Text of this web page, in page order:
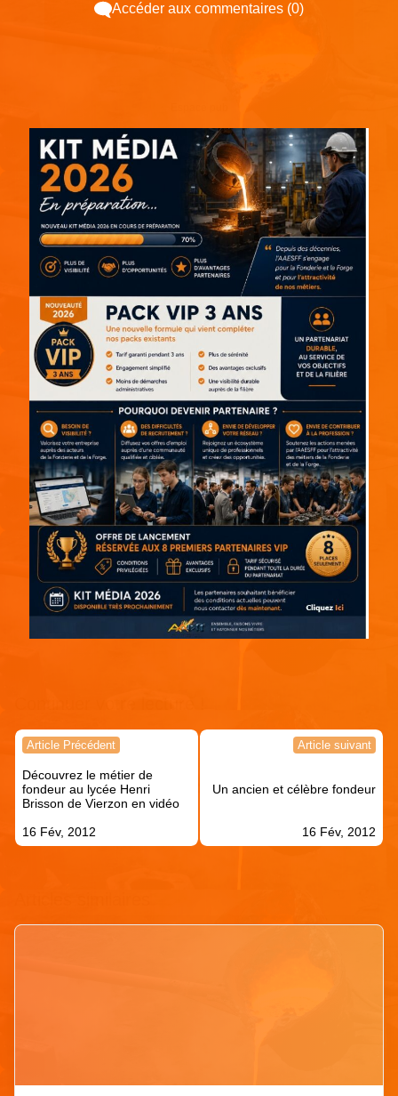
Accéder aux commentaires (0)
Navigation
l’article
Article Précédent
Découvrez le métier de
fondeur au lycée Henri
Brisson de Vierzon en vidéo
16 Fév, 2012
Article suivant
Un ancien et célèbre fondeur
16 Fév, 2012